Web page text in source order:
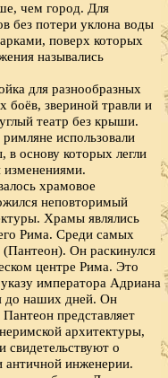
чем город. Для
без потери уклона воды
поверх которых
назывались
для разнообразных
боёв, звериной травли и
театр без крыши.
использовали
в основу которых легли
изменениями.
храмовое
неповторимый
Храмы являлись
Рима. Среди самых
Он раскинулся
центре Рима. Это
императора Адриана
до наших дней. Он
представляет
архитектуры,
свидетельствуют о
античной инженерии.